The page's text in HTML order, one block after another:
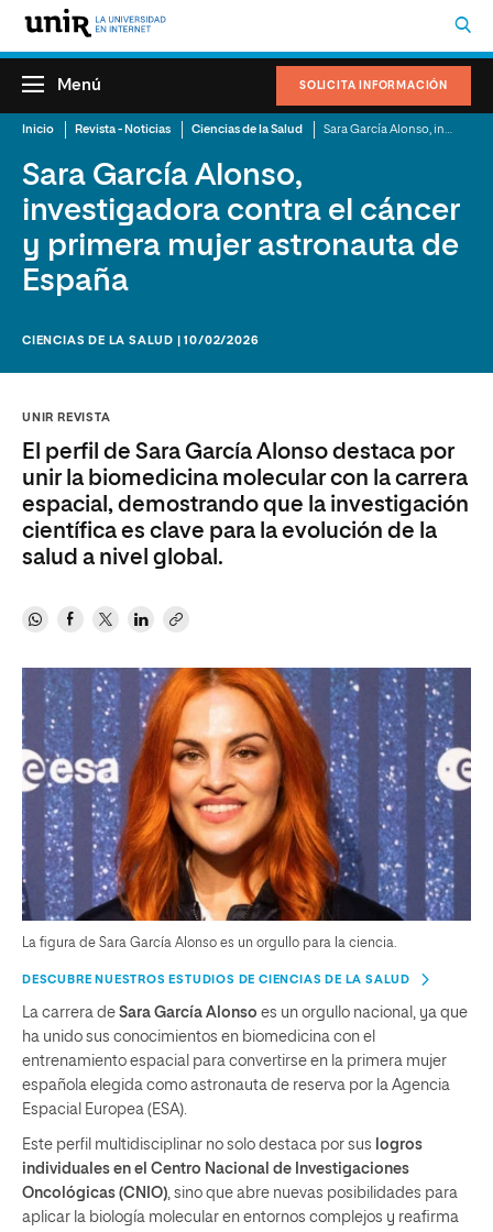
SOLICITA INFORMACIÓN
Menú
Inicio Revista - Noticias Ciencias de la Salud
Sara García Alonso,
investigadora contra el cáncer
y primera mujer astronauta de
España
CIENCIAS DE LA SALUD | 10/02/2026
UNIR REVISTA
El perfil de Sara García Alonso destaca por
unir la biomedicina molecular con la carrera
espacial, demostrando que la investigación
científica es clave para la evolución de la
salud a nivel global.
La figura de Sara García Alonso es un orgullo para la ciencia.
DESCUBRE NUESTROS ESTUDIOS DE CIENCIAS DE LA SALUD
La carrera de Sara García Alonso es un orgullo nacional, ya que
ha unido sus conocimientos en biomedicina con el
entrenamiento espacial para convertirse en la primera mujer
española elegida como astronauta de reserva por la Agencia
Espacial Europea (ESA).
Este perfil multidisciplinar no solo destaca por sus logros
individuales en el Centro Nacional de Investigaciones
Oncológicas (CNIO) , sino que abre nuevas posibilidades para
aplicar la biología molecular en entornos complejos y reafirma